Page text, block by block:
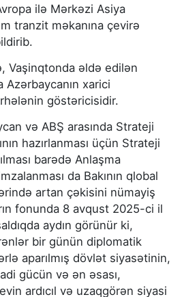
ilə Mərkəzi Asiya
tranzit məkanına çevirə
Vaşinqtonda əldə edilən
xarici
göstəricisidir.
və ABŞ arasında Strateji
hazırlanması üçün Strateji
barədə Anlaşma
da Bakının qlobal
artan çəkisini nümayiş
fonunda 8 avqust 2025-ci il
aydın görünür ki,
bir günün diplomatik
aparılmış dövlət siyasətinin,
gücün və ən əsası,
ardıcıl və uzaqgörən siyasi